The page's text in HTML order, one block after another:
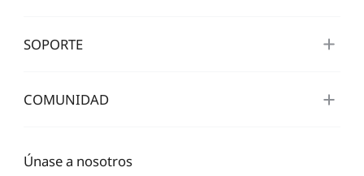
SOPORTE
COMUNIDAD
Únase a nosotros